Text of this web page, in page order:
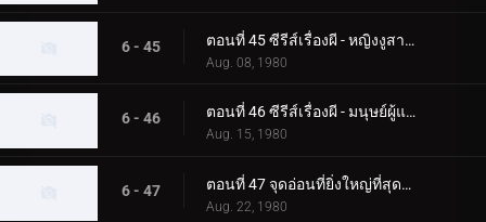
6 - 45 ตอนที่ 45 ซีรีส์เรื่องผี - หญิงงูสาปสึคุบะ ฮิโรชิ!
Aug. 08, 1980
6 - 46 ตอนที่ 46 ซีรีส์เรื่องผี - มนุษย์ผู้แตกหัก! ความกลัวศูนย์กลางของกระจก
Aug. 15, 1980
6 - 47 ตอนที่ 47 จุดอ่อนที่ยิ่งใหญ่ที่สุดของ Skyrider! โจมตีจุดบอด 0.5 วินาที
Aug. 22, 1980